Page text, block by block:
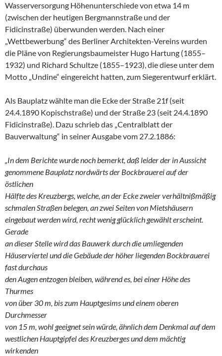
Wasserversorgung Höhenunterschiede von etwa 14 m
(zwischen der heutigen Bergmannstraße und der
Fidicinstraße) überwunden werden. Nach einer
„Wettbewerbung“ des Berliner Architekten-Vereins wurden
die Pläne von Regierungsbaumeister Hugo Hartung (1855–
1932) und Richard Schultze (1855–1923), die diese unter dem
Motto „Undine“ eingereicht hatten, zum Siegerentwurf erklärt.
Als Bauplatz wählte man die Ecke der Straße 21f (seit
24.4.1890 Kopischstraße) und der Straße 23 (seit 24.4.1890
Fidicinstraße). Dazu schrieb das „Centralblatt der
Bauverwaltung“ in seiner Ausgabe vom 27.2.1886:
„In dem Berichte wurde noch bemerkt, daß leider der in Aussicht
genommene Bauplatz nordwärts der Bockbrauerei auf der
östlichen
Hälfte des Kreuzbergs, welche, an der Ecke zweier verhältnißmäßig
schmalen Straßen belegen, an zwei Seiten von Mietshäusern
eingebaut werden wird, recht wenig glücklich gewählt erscheint.
Gerade
an dieser Stelle wird das Bauwerk durch die umliegenden
Häuserviertel und die Gebäude der höher liegenden Bockbrauerei
fast durchaus
den Augen entzogen bleiben, während es, bei einer Höhe des
Thurmes
von über 30 m, bis zum Hauptgesims und einem oberen
Durchmesser
von 15 m, wohl geeignet sein würde, ähnlich dem Denkmal auf dem
westlichen Hauptgipfel des Kreuzberges und dem mächtig
wirkenden